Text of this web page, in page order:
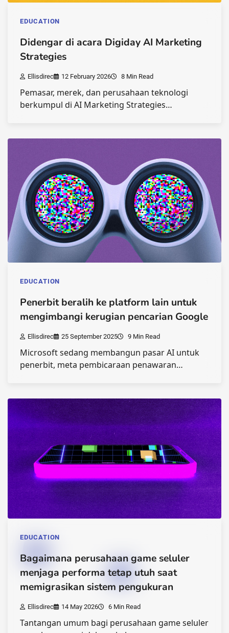
EDUCATION
Didengar di acara Digiday AI Marketing
Strategies
Ellisdirec 12 February 2026 8 Min Read
Pemasar, merek, dan perusahaan teknologi
berkumpul di AI Marketing Strategies…
EDUCATION
Penerbit beralih ke platform lain untuk
mengimbangi kerugian pencarian Google
Ellisdirec 25 September 2025 9 Min Read
Microsoft sedang membangun pasar AI untuk
penerbit, meta pembicaraan penawaran…
EDUCATION
Bagaimana perusahaan game seluler
menjaga performa tetap utuh saat
memigrasikan sistem pengukuran
Ellisdirec 14 May 2026 6 Min Read
Tantangan umum bagi perusahaan game seluler